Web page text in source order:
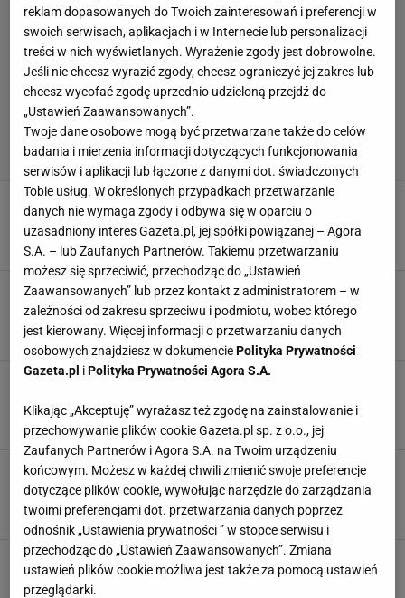
Lato bez ogródek. Oto co myśli o podróży
Lewandowskiego do USA
Szymon Szczepanik, 10 LISTOPADA 2025, 14:42
Lato wprost o Lewandowskim: Teraz już nie
będzie
Paweł Matys,8 WRZEŚNIA 2025, 07:30
Lato nie wytrzymał ws. Lewandowskiego. Aż
Błażej Winter,3 WRZEŚNIA 2025, 12:22
Lato się nie hamował. Mocny cios w
Lewandowskiego. "Tak nie można"
Agnieszka Piskorz,18 LIPCA 2025, 22:25
Tak Lato nazwał to, co zrobił Lewandowski
przed meczem z Finlandią
reklam dopasowanych do Twoich zainteresowań i preferencji w
swoich serwisach, aplikacjach i w Internecie lub personalizacji
treści w nich wyświetlanych. Wyrażenie zgody jest dobrowolne.
Jeśli nie chcesz wyrazić zgody, chcesz ograniczyć jej zakres lub
chcesz wycofać zgodę uprzednio udzieloną przejdź do
„Ustawień Zaawansowanych”.
Twoje dane osobowe mogą być przetwarzane także do celów
badania i mierzenia informacji dotyczących funkcjonowania
serwisów i aplikacji lub łączone z danymi dot. świadczonych
Tobie usług. W określonych przypadkach przetwarzanie
danych nie wymaga zgody i odbywa się w oparciu o
uzasadniony interes Gazeta.pl, jej spółki powiązanej – Agora
S.A. – lub Zaufanych Partnerów. Takiemu przetwarzaniu
możesz się sprzeciwić, przechodząc do „Ustawień
Zaawansowanych” lub przez kontakt z administratorem – w
zależności od zakresu sprzeciwu i podmiotu, wobec którego
jest kierowany. Więcej informacji o przetwarzaniu danych
osobowych znajdziesz w dokumenciePolityka Prywatności
Gazeta.pl iPolityka Prywatności Agora S.A.
Klikając „Akceptuję” wyrażasz też zgodę na zainstalowanie i
przechowywanie plików cookie Gazeta.pl sp. z o.o., jej
Zaufanych Partnerów i Agora S.A. na Twoim urządzeniu
końcowym. Możesz w każdej chwili zmienić swoje preferencje
dotyczące plików cookie, wywołując narzędzie do zarządzania
twoimi preferencjami dot. przetwarzania danych poprzez
odnośnik „Ustawienia prywatności ” w stopce serwisu i
przechodząc do „Ustawień Zaawansowanych”. Zmiana
ustawień plików cookie możliwa jest także za pomocą ustawień
przeglądarki.